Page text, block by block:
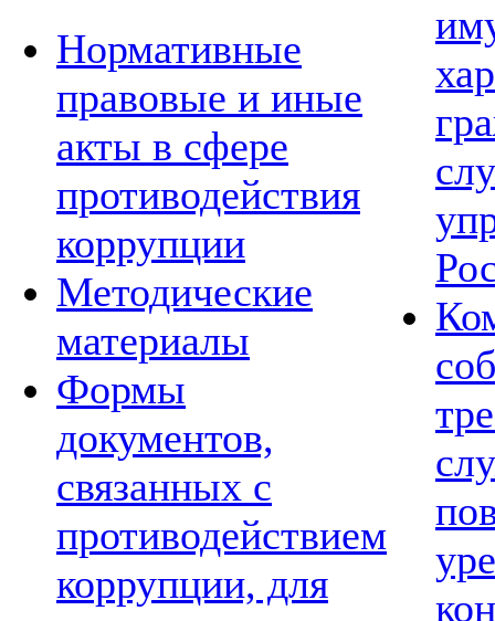
Нормативные
правовые и иные
акты в сфере
противодействия
коррупции
Методические
материалы
Формы
документов,
связанных с
противодействием
коррупции, для